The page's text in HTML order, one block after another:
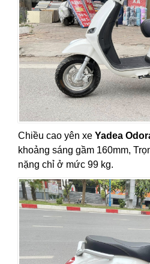
Chiều cao yên xe Yadea
khoảng sáng gầm 160mm,
nặng chỉ ở mức 99 kg.